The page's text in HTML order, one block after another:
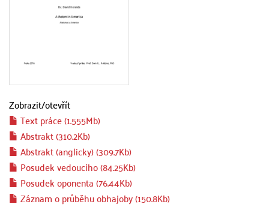
Zobrazit/otevřít
Text práce (1.555Mb)
Abstrakt (310.2Kb)
Abstrakt (anglicky) (309.7Kb)
Posudek vedoucího (84.25Kb)
Posudek oponenta (76.44Kb)
Záznam o průběhu obhajoby (150.8Kb)